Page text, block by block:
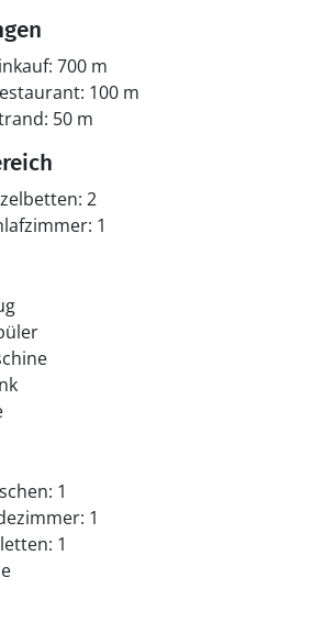
700 m
100 m
50 m
2
1
1
1
1